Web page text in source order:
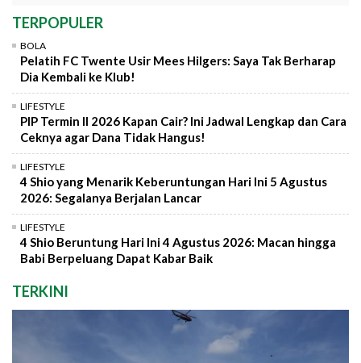
TERPOPULER
BOLA
Pelatih FC Twente Usir Mees Hilgers: Saya Tak Berharap
Dia Kembali ke Klub!
LIFESTYLE
PIP Termin II 2026 Kapan Cair? Ini Jadwal Lengkap dan Cara
Ceknya agar Dana Tidak Hangus!
LIFESTYLE
4 Shio yang Menarik Keberuntungan Hari Ini 5 Agustus
2026: Segalanya Berjalan Lancar
LIFESTYLE
4 Shio Beruntung Hari Ini 4 Agustus 2026: Macan hingga
Babi Berpeluang Dapat Kabar Baik
TERKINI